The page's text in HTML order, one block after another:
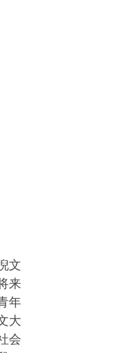
文
来
年
大
会